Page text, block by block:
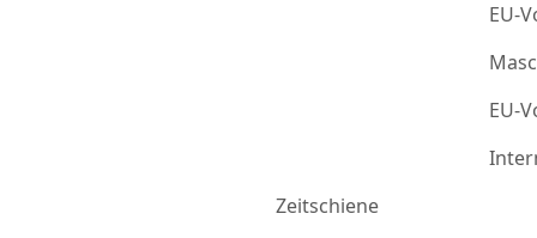
EU-
EU-
Zeitschiene